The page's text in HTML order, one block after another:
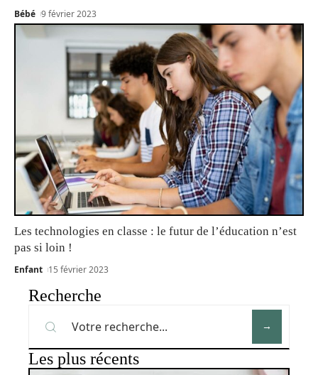
Bébé 9 février 2023
Les technologies en classe : le futur de l’éducation n’est
pas si loin !
Enfant 15 février 2023
Recherche
Les plus récents